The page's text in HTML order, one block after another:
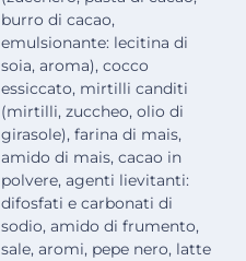
burro di cacao,
emulsionante: lecitina di
soia, aroma), cocco
essiccato, mirtilli canditi
(mirtilli, zuccheo, olio di
girasole), farina di mais,
amido di mais, cacao in
polvere, agenti lievitanti:
difosfati e carbonati di
sodio, amido di frumento,
sale, aromi, pepe nero, latte